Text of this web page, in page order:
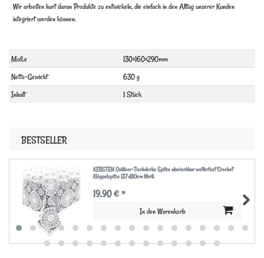
Wir arbeiten hart daran Produkte zu entwickeln, die einfach in den Alltag unserer Kunden
integriert werden können.
Technisches
Merkmal
Wert
Maße
130×160×290mm
Netto-Gewicht
630 g
Inhalt
1 Stück
BESTSELLER
KERSTEN Outdoor-Tischdecke Spitze abwischbar wetterfest 'Crochet'
Klöppelspitze 137x180cm Weiß
19,90 € *
In den Warenkorb